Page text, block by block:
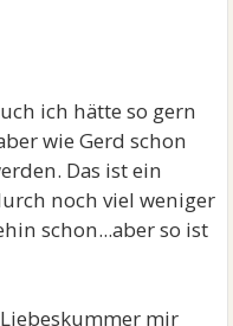
ich hätte so gern
wie Gerd schon
Das ist ein
noch viel weniger
schon...aber so ist
mir